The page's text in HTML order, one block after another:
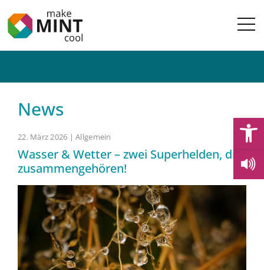
News
22. März 2026 | Allgemein
Wasser & Wetter – zwei Superhelden, die
zusammengehören!